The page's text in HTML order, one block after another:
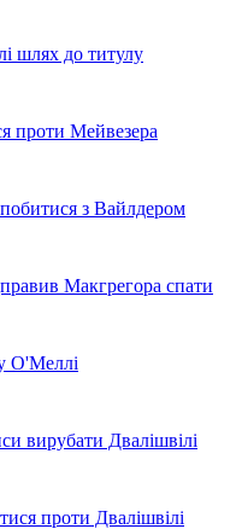
шлях до титулу
проти Мейвезера
з Вайлдером
Макгрегора спати
О'Меллі
вирубати Двалішвілі
проти Двалішвілі